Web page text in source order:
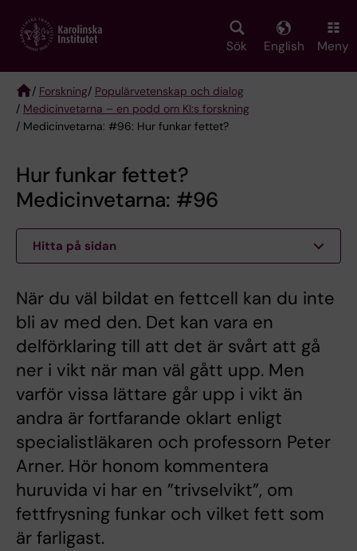
main
Sök English Meny
Breadcrumb
/ Forskning/ Populärvetenskap och dialog
/ Medicinvetarna – en podd om KI:s forskning
/ Medicinvetarna: #96: Hur funkar fettet?
Hur funkar fettet?
Medicinvetarna: #96
Hitta på sidan
När du väl bildat en fettcell kan du inte
bli av med den. Det kan vara en
delförklaring till att det är svårt att gå
ner i vikt när man väl gått upp. Men
varför vissa lättare går upp i vikt än
andra är fortfarande oklart enligt
specialistläkaren och professorn Peter
Arner. Hör honom kommentera
huruvida vi har en ”trivselvikt”, om
fettfrysning funkar och vilket fett som
är farligast.